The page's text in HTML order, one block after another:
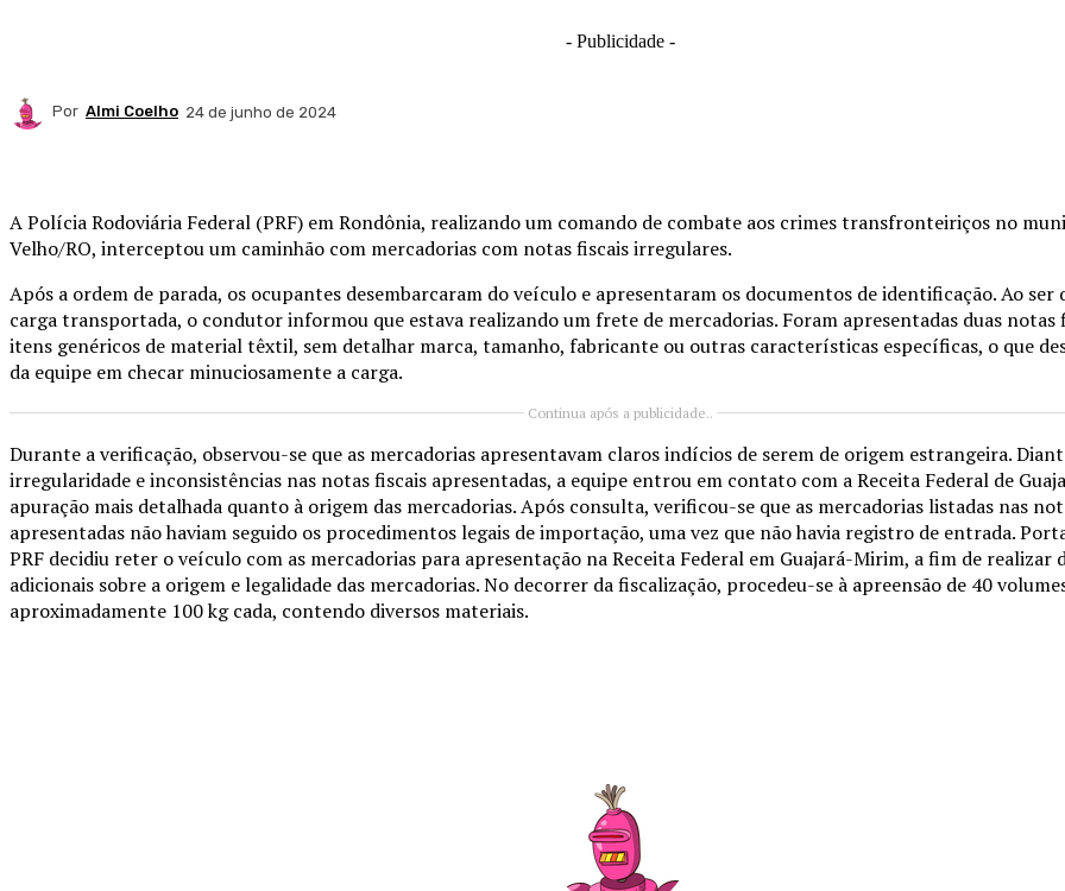
- Publicidade -
Por Almi Coelho 24 de junho de 2024
A Polícia Rodoviária Federal (PRF) em Rondônia, realizando um comando de combate aos crimes transfronteiriços no
Velho/RO, interceptou um caminhão com mercadorias com notas fiscais irregulares.
Após a ordem de parada, os ocupantes desembarcaram do veículo e apresentaram os documentos de identificação. Ao ser
carga transportada, o condutor informou que estava realizando um frete de mercadorias. Foram apresentadas duas notas
itens genéricos de material têxtil, sem detalhar marca, tamanho, fabricante ou outras características específicas, o que
da equipe em checar minuciosamente a carga.
Continua após a publicidade..
Durante a verificação, observou-se que as mercadorias apresentavam claros indícios de serem de origem estrangeira.
irregularidade e inconsistências nas notas fiscais apresentadas, a equipe entrou em contato com a Receita Federal de
apuração mais detalhada quanto à origem das mercadorias. Após consulta, verificou-se que as mercadorias listadas nas
apresentadas não haviam seguido os procedimentos legais de importação, uma vez que não havia registro de entrada.
PRF decidiu reter o veículo com as mercadorias para apresentação na Receita Federal em Guajará-Mirim, a fim de realizar
adicionais sobre a origem e legalidade das mercadorias. No decorrer da fiscalização, procedeu-se à apreensão de 40
aproximadamente 100 kg cada, contendo diversos materiais.